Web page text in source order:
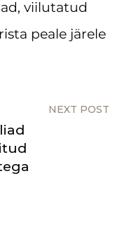
viilutatud
peale järele
NEXT POST